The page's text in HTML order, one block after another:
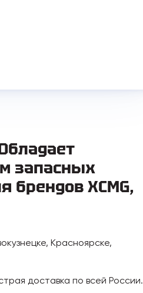
запасных
брендов XCMG,
Красноярске,
доставка по всей России.